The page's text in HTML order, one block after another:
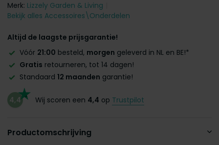
Merk: Lizzely Garden & Living
Bekijk alles Accessoires\Onderdelen
Altijd de laagste prijsgarantie!
Vóór 21:00 besteld, morgen geleverd in NL en BE!*
Gratis retourneren, tot 14 dagen!
Standaard 12 maanden garantie!
4,4 Wij scoren een 4,4 op Trustpilot
Productomschrijving